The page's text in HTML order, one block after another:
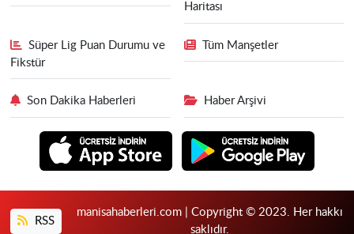
Haritası
Süper Lig Puan Durumu ve
Fikstür
Tüm Manşetler
Son Dakika Haberleri Haber Arşivi
RSS
manisahaberleri.com | Copyright © 2023. Her hakkı
saklıdır.